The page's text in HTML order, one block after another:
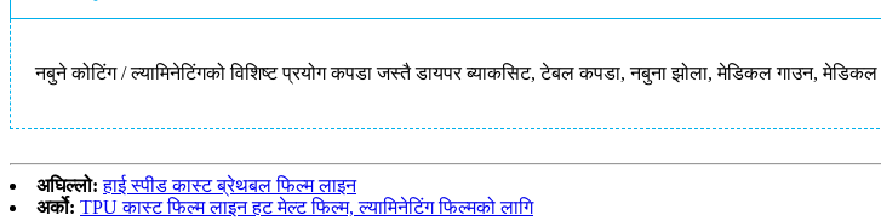
नबुने कोटिंग / ल्यामिनेटिंगको विशिष्ट प्रयोग कपडा जस्तै डायपर ब्याकसिट, टेबल कपडा, नबुना झोला, मेडिकल गाउन,
अघिल्लो: हाई स्पीड कास्ट ब्रेथबल फिल्म लाइन
अर्को: TPU कास्ट फिल्म लाइन हट मेल्ट फिल्म, ल्यामिनेटिंग फिल्मको लागि